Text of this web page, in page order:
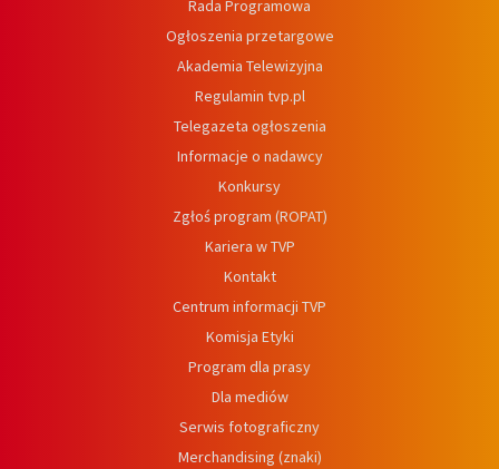
Rada Programowa
Ogłoszenia przetargowe
Akademia Telewizyjna
Regulamin tvp.pl
Telegazeta ogłoszenia
Informacje o nadawcy
Konkursy
Zgłoś program (ROPAT)
Kariera w TVP
Kontakt
Centrum informacji TVP
Komisja Etyki
Program dla prasy
Dla mediów
Serwis fotograficzny
Merchandising (znaki)